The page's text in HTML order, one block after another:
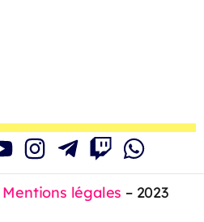
Mentions légales – 2023